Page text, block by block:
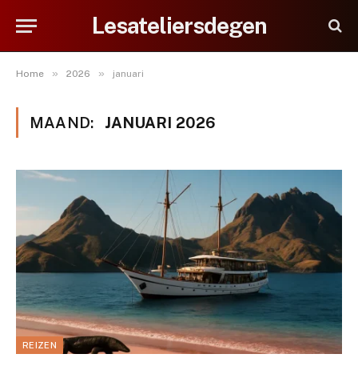
Lesateliersdegen
Home » 2026 » januari
MAAND: JANUARI 2026
REIZEN